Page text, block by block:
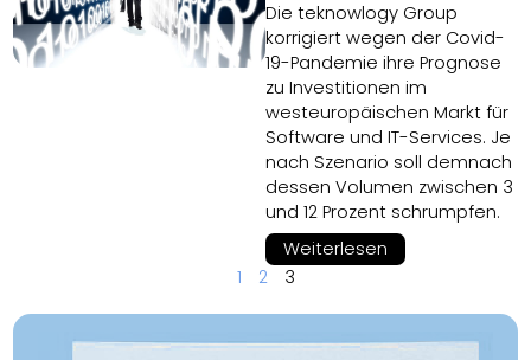
Die teknowlogy Group
korrigiert wegen der Covid-
19-Pandemie ihre Prognose
zu Investitionen im
westeuropäischen Markt für
Software und IT-Services. Je
nach Szenario soll demnach
dessen Volumen zwischen 3
und 12 Prozent schrumpfen.
Weiterlesen
1
2 3